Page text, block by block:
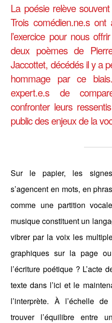
La poésie relève
Trois comédien.ne.s
l’exercice pour nous
deux poèmes de
Jaccottet, décédés il y a
hommage par ce
expert.e.s de
confronter leurs
public des enjeux de la
Sur le papier, les
s’agencent en mots, en
comme une partition
musique constituent un
vibrer par la voix les
graphiques sur la page
l’écriture poétique ? L’acte
texte dans l’ici et le
l’interprète. À l’échelle
trouver l’équilibre entre